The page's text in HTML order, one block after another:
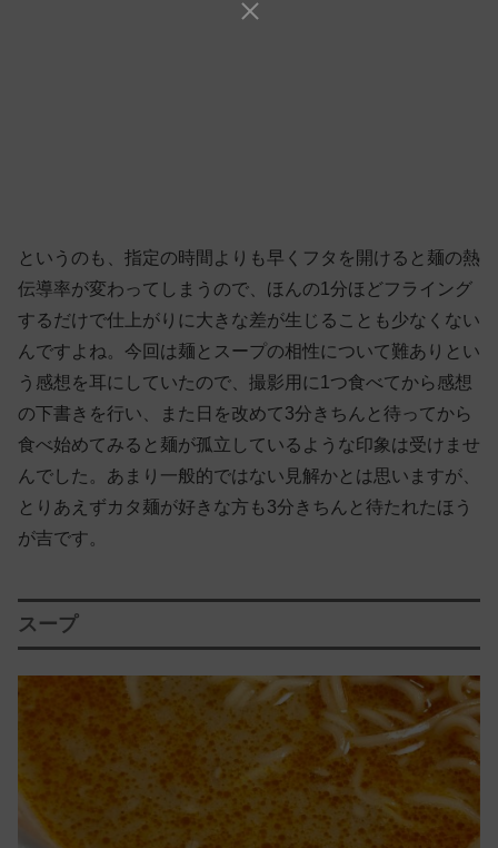
というのも、指定の時間よりも早くフタを開けると麺の熱
伝導率が変わってしまうので、ほんの1分ほどフライング
するだけで仕上がりに大きな差が生じることも少なくない
んですよね。今回は麺とスープの相性について難ありとい
う感想を耳にしていたので、撮影用に1つ食べてから感想
の下書きを行い、また日を改めて3分きちんと待ってから
食べ始めてみると麺が孤立しているような印象は受けませ
んでした。あまり一般的ではない見解かとは思いますが、
とりあえずカタ麺が好きな方も3分きちんと待たれたほう
が吉です。
スープ